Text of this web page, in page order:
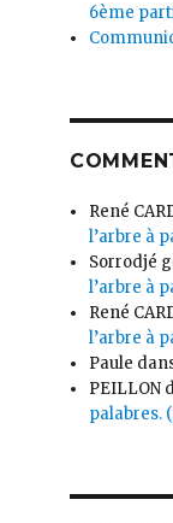
6ème
René
l’arbre à
Sorrodjé
l’arbre à
René
l’arbre à
Paule
PEILLON
palabres.